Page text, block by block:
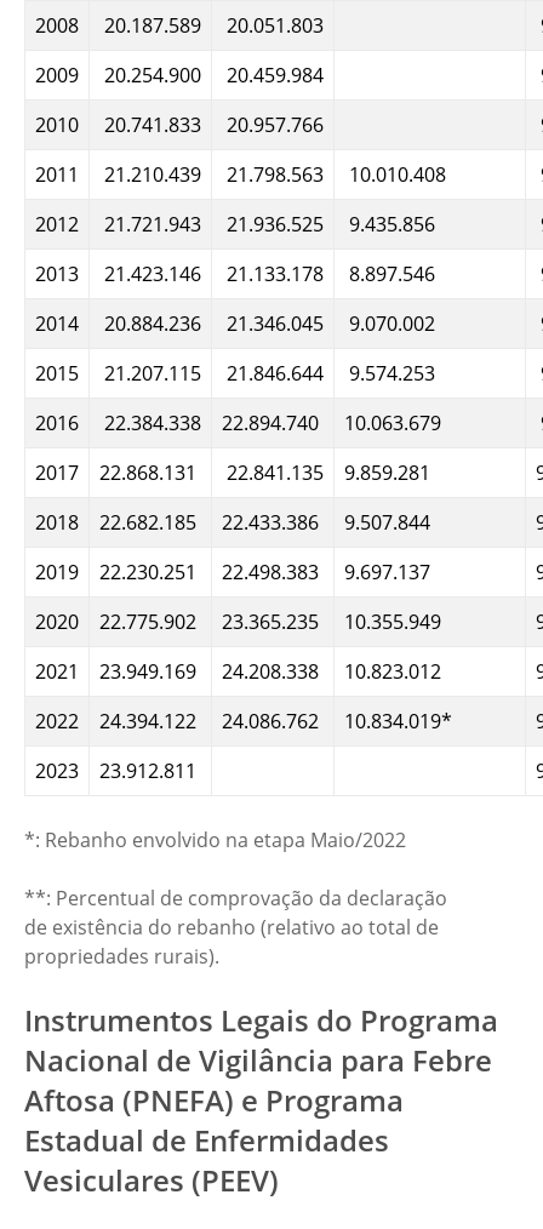
2008
20.187.589 20.051.803
2009
20.254.900 20.459.984
2010
20.741.833 20.957.766
2011
21.210.439 21.798.563 10.010.408
2012
21.721.943 21.936.525 9.435.856
2013
21.423.146 21.133.178 8.897.546
2014
20.884.236 21.346.045 9.070.002
2015
21.207.115 21.846.644 9.574.253
2016
22.384.338 22.894.740 10.063.679
2017
22.868.131 22.841.135 9.859.281
2018
22.682.185 22.433.386 9.507.844
2019
22.230.251 22.498.383 9.697.137
2020
22.775.902 23.365.235 10.355.949
2021
23.949.169 24.208.338 10.823.012
2022
24.394.122 24.086.762 10.834.019*
2023
23.912.811
*: Rebanho envolvido na etapa Maio/2022
**: Percentual de comprovação da declaração
de existência do rebanho (relativo ao total de
propriedades rurais).
Instrumentos Legais do Programa
Nacional de Vigilância para Febre
Aftosa (PNEFA) e Programa
Estadual de Enfermidades
Vesiculares (PEEV)